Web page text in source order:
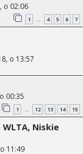
o 02:06
1 … 4 5 6 7
o 13:57
00:35
1 … 12 13 14 15
Niskie
11:49